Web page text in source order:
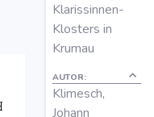
Klarissinnen-
Klosters in
Krumau
AUTOR:
Klimesch,
Johann